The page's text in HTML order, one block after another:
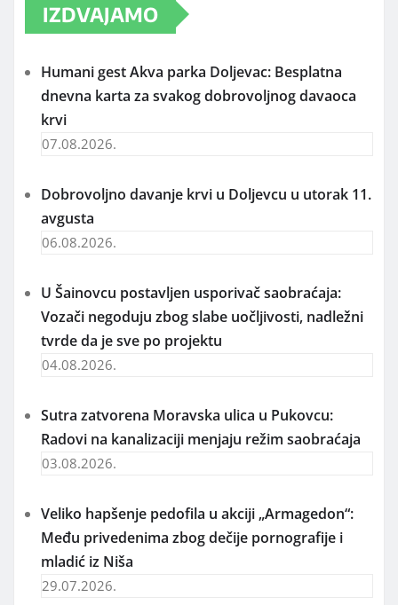
IZDVAJAMO
Humani gest Akva parka Doljevac: Besplatna
dnevna karta za svakog dobrovoljnog davaoca
krvi
07.08.2026.
Dobrovoljno davanje krvi u Doljevcu u utorak 11.
avgusta
06.08.2026.
U Šainovcu postavljen usporivač saobraćaja:
Vozači negoduju zbog slabe uočljivosti, nadležni
tvrde da je sve po projektu
04.08.2026.
Sutra zatvorena Moravska ulica u Pukovcu:
Radovi na kanalizaciji menjaju režim saobraćaja
03.08.2026.
Veliko hapšenje pedofila u akciji „Armagedon“:
Među privedenima zbog dečije pornografije i
mladić iz Niša
29.07.2026.